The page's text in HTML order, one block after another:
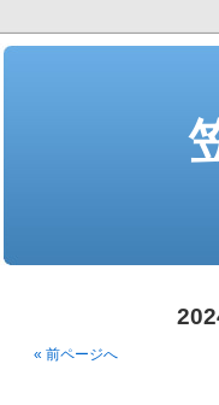
« 前ページへ